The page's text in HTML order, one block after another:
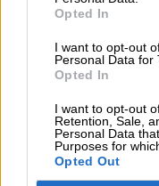
Opted In
I want to opt-out
Personal Data for
Opted In
I want to opt-out
Retention, Sale,
Personal Data
Purposes for
Opted Out
05.08.2026 - 13:37
Randy Schekman,
μπορεί να έχουμε
Πάρκινσον»
Ε.Ε και παράνομη
παρονομαστή το κοινό